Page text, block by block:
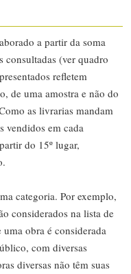
a partir da soma
consultadas (ver quadro
refletem
de uma amostra e não do
as livrarias mandam
vendidos em cada
do 15º lugar,
categoria. Por exemplo,
considerados na lista de
obra é considerada
com diversas
diversas não têm suas